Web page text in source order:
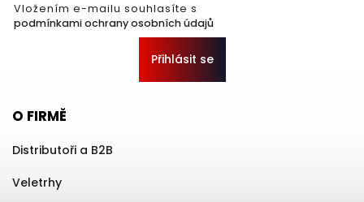
Vložením e-mailu souhlasíte s
podmínkami ochrany osobních údajů
Přihlásit se
O FIRMĚ
Distributoři a B2B
Veletrhy